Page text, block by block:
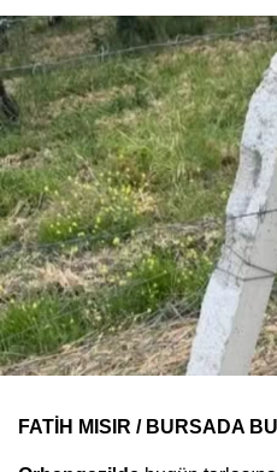
FATİH MISIR / BURSADA